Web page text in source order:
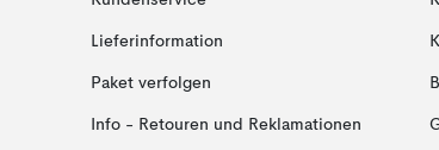
Lieferinformation
Paket verfolgen
Info - Retouren und Reklamationen